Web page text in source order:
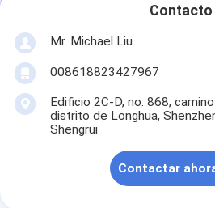
Contacto
Mr. Michael Liu
008618823427967
Edificio 2C-D, no. 868,
distrito de Longhua,
Shengrui
Contactar